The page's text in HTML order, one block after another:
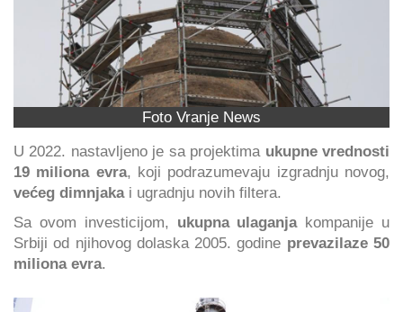
Foto Vranje News
U 2022. nastavljeno je sa projektima ukupne vrednosti
19 miliona evra, koji podrazumevaju izgradnju novog,
većeg dimnjaka i ugradnju novih filtera.
Sa ovom investicijom, ukupna ulaganjakompanije u
Srbiji od njihovog dolaska 2005. godine prevazilaze 50
miliona evra.